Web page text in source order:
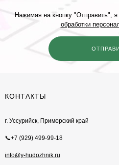
Нажимая на кнопку "Отправить",
обработки
КОНТАКТЫ
г. Уссурийск, Приморский край
📞+7 (929) 499-99-18
info@y-hudozhnik.ru